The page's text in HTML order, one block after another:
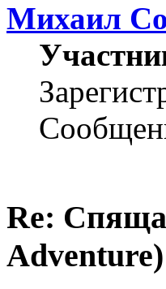
Михаил
Re:
Adventure)